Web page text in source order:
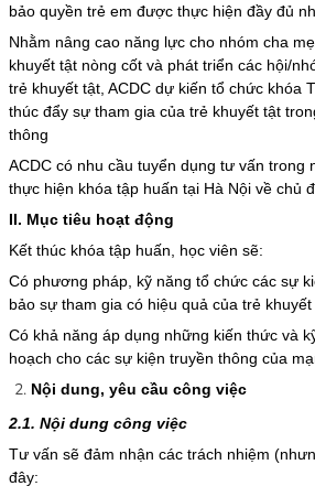
bảo quyền trẻ em được thực hiện đầy đủ
Nhằm nâng cao năng lực cho nhóm cha
khuyết tật nòng cốt và phát triển các hội/
trẻ khuyết tật, ACDC dự kiến tổ chức khóa
thúc đẩy sự tham gia của trẻ khuyết tật
thông
ACDC có nhu cầu tuyển dụng tư vấn trong
thực hiện khóa tập huấn tại Hà Nội về chủ
II. Mục tiêu hoạt động
Kết thúc khóa tập huấn, học viên sẽ:
Có phương pháp, kỹ năng tổ chức các sự
bảo sự tham gia có hiệu quả của trẻ khuyết
Có khả năng áp dụng những kiến thức và
hoạch cho các sự kiện truyền thông của
Nội dung, yêu cầu công việc
2.1. Nội dung công việc
Tư vấn sẽ đảm nhận các trách nhiệm
đây: